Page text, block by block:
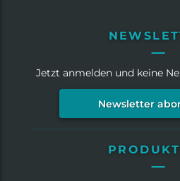
Jetzt anmelden und keine
Newsletter